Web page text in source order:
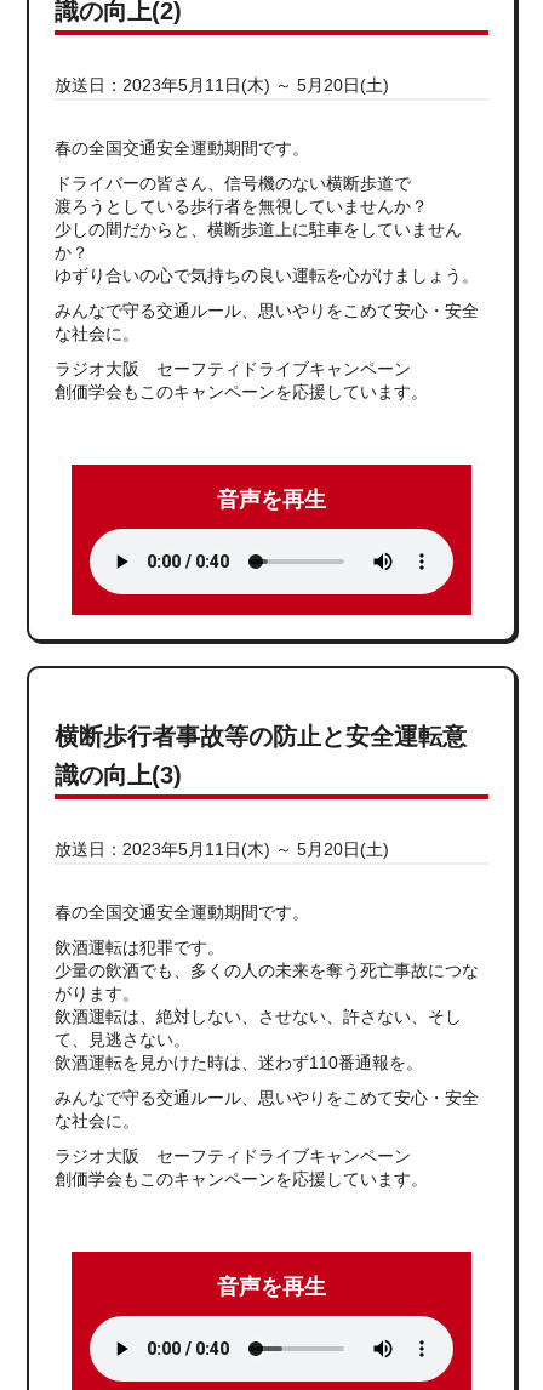
識の向上(2)
放送日：2023年5月11日(木) ～ 5月20日(土)
春の全国交通安全運動期間です。
ドライバーの皆さん、信号機のない横断歩道で
渡ろうとしている歩行者を無視していませんか？
少しの間だからと、横断歩道上に駐車をしていません
か？
ゆずり合いの心で気持ちの良い運転を心がけましょう。
みんなで守る交通ルール、思いやりをこめて安心・安全
な社会に。
ラジオ大阪 セーフティドライブキャンペーン
創価学会もこのキャンペーンを応援しています。
音声を再生
横断歩行者事故等の防止と安全運転意
識の向上(3)
放送日：2023年5月11日(木) ～ 5月20日(土)
春の全国交通安全運動期間です。
飲酒運転は犯罪です。
少量の飲酒でも、多くの人の未来を奪う死亡事故につな
がります。
飲酒運転は、絶対しない、させない、許さない、そし
て、見逃さない。
飲酒運転を見かけた時は、迷わず110番通報を。
みんなで守る交通ルール、思いやりをこめて安心・安全
な社会に。
ラジオ大阪 セーフティドライブキャンペーン
創価学会もこのキャンペーンを応援しています。
音声を再生